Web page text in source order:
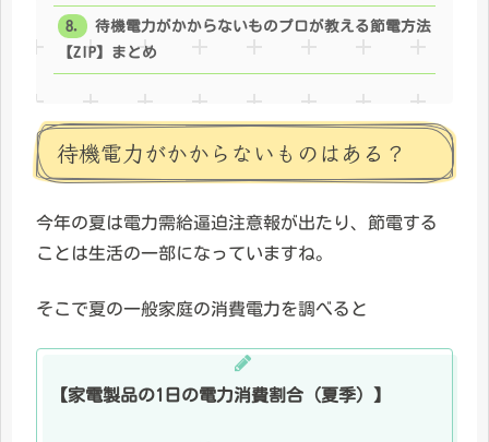
待機電力がかからないものプロが教える節電方法
【ZIP】まとめ
待機電力がかからないものはある？
今年の夏は電力需給逼迫注意報が出たり、節電する
ことは生活の一部になっていますね。
そこで夏の一般家庭の消費電力を調べると
【家電製品の1日の電力消費割合（夏季）】